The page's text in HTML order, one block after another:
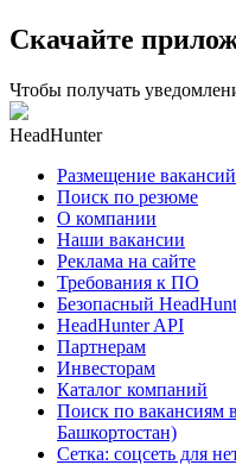
Скачайте
Чтобы получать
HeadHunter
Размещение вакансий
Поиск по резюме
О компании
Наши вакансии
Реклама на сайте
Требования к ПО
Безопасный
HeadHunter API
Партнерам
Инвесторам
Каталог компаний
Поиск по вакансиям
Башкортостан)
Сетка: соцсеть для